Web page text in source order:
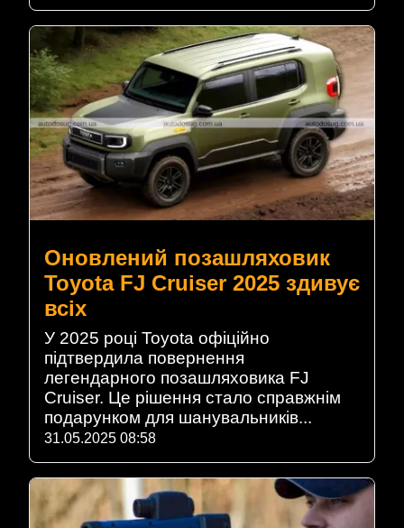
Оновлений позашляховик
Toyota FJ Cruiser 2025 здивує
всіх
У 2025 році Toyota офіційно
підтвердила повернення
легендарного позашляховика FJ
Cruiser. Це рішення стало справжнім
подарунком для шанувальників...
31.05.2025 08:58